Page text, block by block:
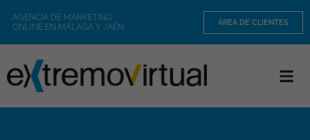
AGENCIA DE MARKETING
ONLINE EN MÁLAGA Y JAÉN
ÁREA DE CLIENTES